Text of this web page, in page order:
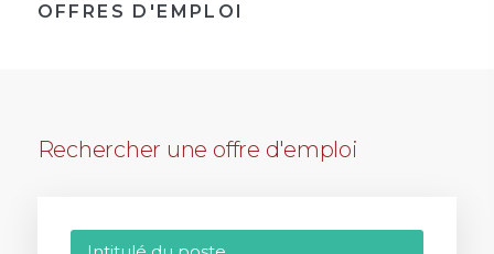
OFFRES D'EMPLOI
Rechercher une offre d'emploi